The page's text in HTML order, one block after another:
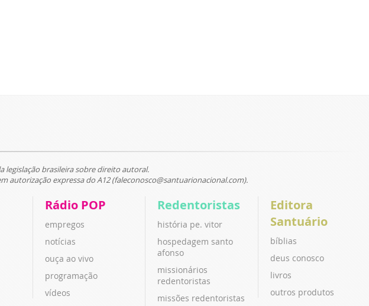
legislação brasileira sobre direito autoral.
expressa do A12 (faleconosco@santuarionacional.com).
Rádio POP
empregos
notícias
ouça ao vivo
programação
vídeos
Redentoristas
história pe. vitor
hospedagem santo
afonso
missionários
redentoristas
missões redentoristas
Editora
Santuário
bíblias
deus conosco
livros
outros produtos